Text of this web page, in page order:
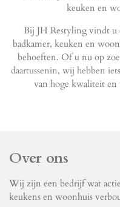
keuken en
Bij JH Restyling vindt u
badkamer, keuken en
behoeften. Of u nu op
daartussenin, wij hebben
van hoge kwaliteit en
Over ons
Wij zijn een bedrijf wat
keukens en woonhuis